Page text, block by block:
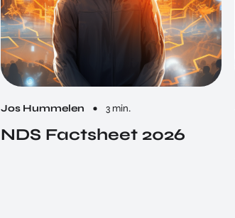
Jos Hummelen 3 min.
NDS Factsheet 2026